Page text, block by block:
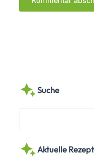
Suche
r
Aktuelle